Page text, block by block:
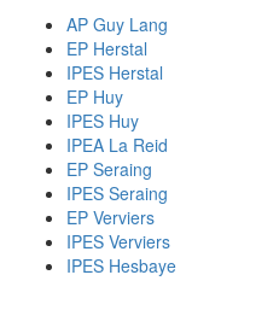
AP Guy Lang
EP Herstal
IPES Herstal
EP Huy
IPES Huy
IPEA La Reid
EP Seraing
IPES Seraing
EP Verviers
IPES Verviers
IPES Hesbaye